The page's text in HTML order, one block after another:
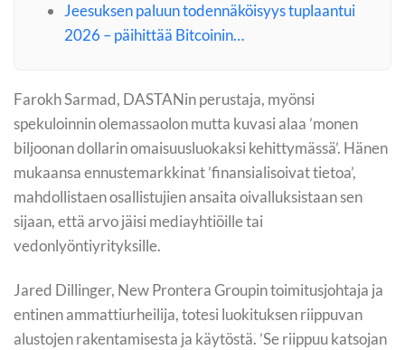
Jeesuksen paluun todennäköisyys tuplaantui
2026 – päihittää Bitcoinin…
Farokh Sarmad, DASTANin perustaja, myönsi
spekuloinnin olemassaolon mutta kuvasi alaa ’monen
biljoonan dollarin omaisuusluokaksi kehittymässä’. Hänen
mukaansa ennustemarkkinat ’finansialisoivat tietoa’,
mahdollistaen osallistujien ansaita oivalluksistaan sen
sijaan, että arvo jäisi mediayhtiöille tai
vedonlyöntiyrityksille.
Jared Dillinger, New Prontera Groupin toimitusjohtaja ja
entinen ammattiurheilija, totesi luokituksen riippuvan
alustojen rakentamisesta ja käytöstä. ’Se riippuu katsojan